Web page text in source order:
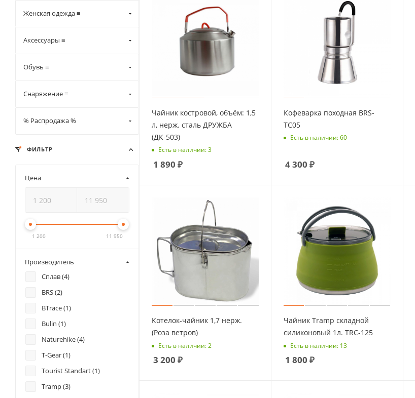
Чайник костровой, объём: 1,5
л, нерж. сталь ДРУЖБА
(ДК-503)
Есть в наличии: 3
1 890 ₽
Кофеварка походная BRS-
TC05
Есть в наличии: 60
4 300 ₽
Котелок-чайник 1,7 нерж.
(Роза ветров)
Есть в наличии: 2
3 200 ₽
Чайник Tramp складной
силиконовый 1л. TRC-125
Есть в наличии: 13
1 800 ₽
Женская одежда ≡
Аксессуары ≡
Обувь ≡
Снаряжение ≡
% Распродажа %
ФИЛЬТР
Цена
1 200 11 950
Производитель
Сплав (4)
BRS (2)
BTrace (1)
Bulin (1)
Naturehike (4)
T-Gear (1)
Tourist Standart (1)
Tramp (3)